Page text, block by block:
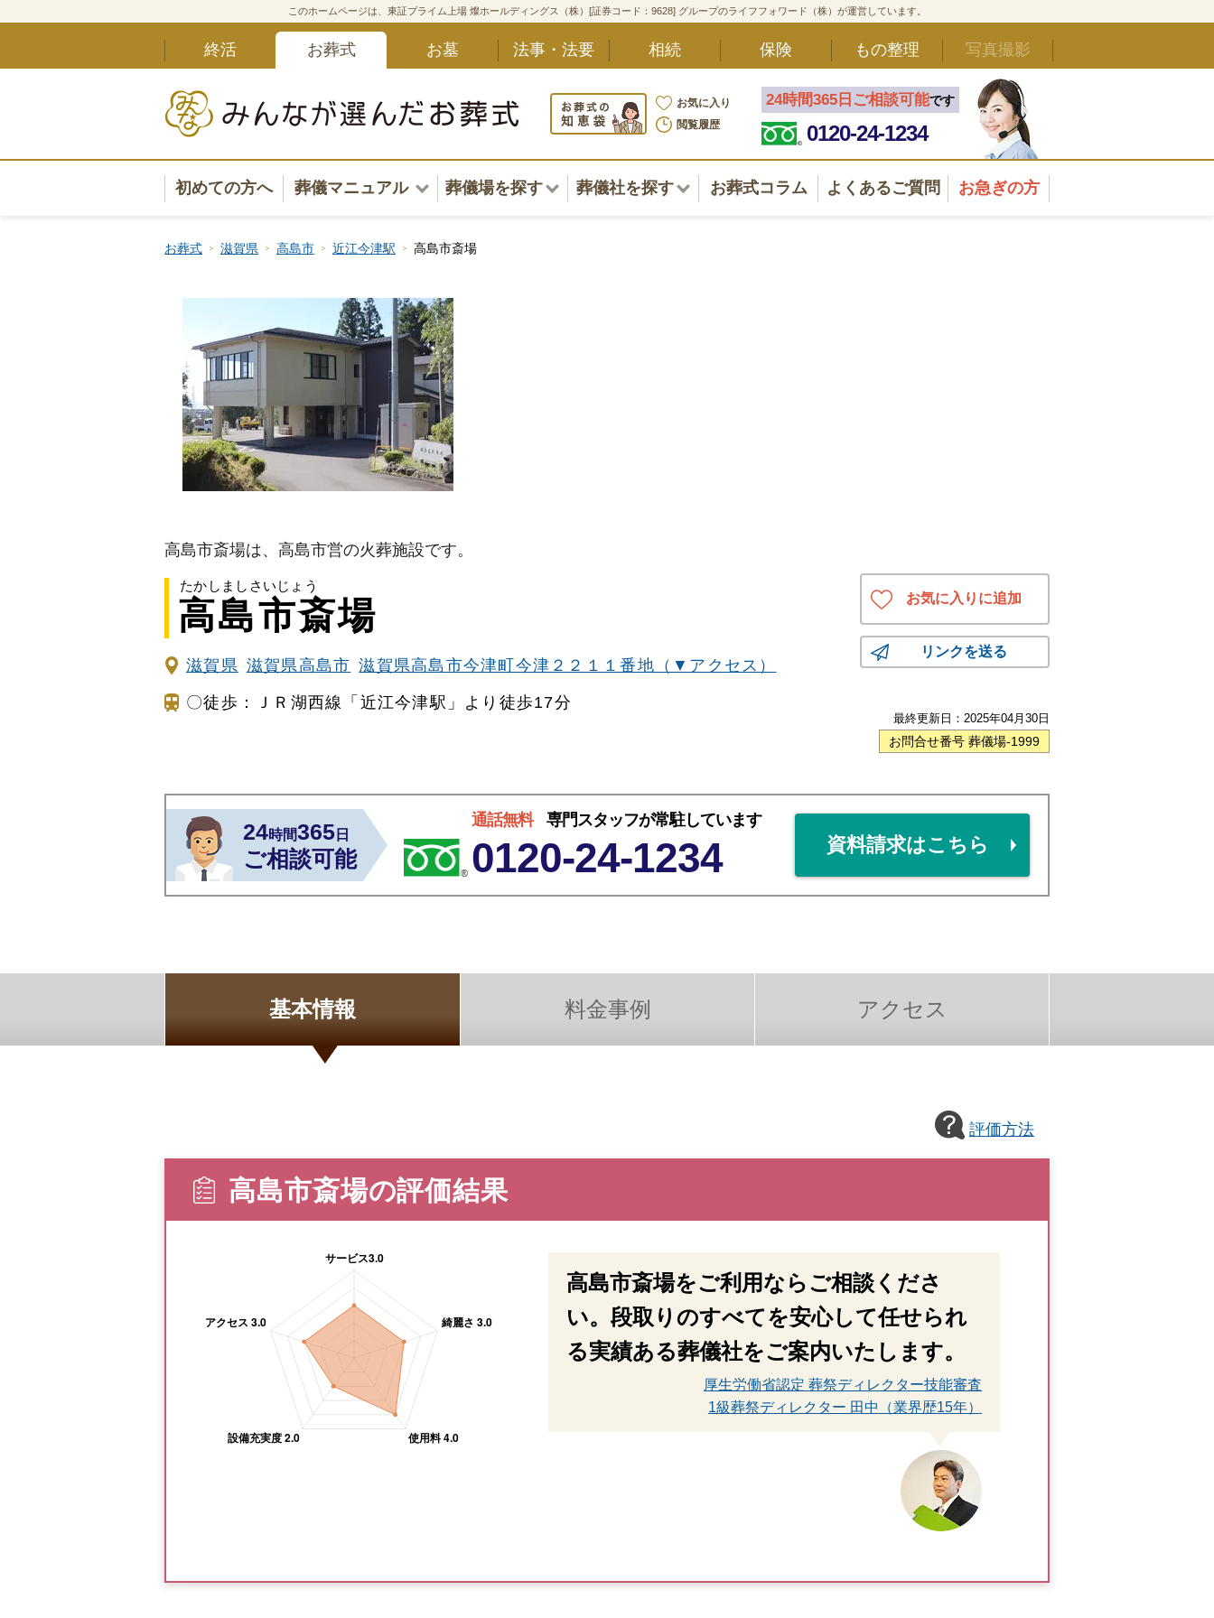
このホームページは、東証プライム上場 燦ホールディングス（株）[証券コード：9628] グループのライフフォワード（株）が運営しています。
終活 お葬式 お墓 法事・法要 相続 保険 もの整理 写真撮影
お気に入り
閲覧履歴
24時間365日ご相談可能です
0120-24-1234
初めての方へ 葬儀マニュアル
葬儀マニュアル一覧
葬儀の準備〜葬儀後まで
葬儀の選び方
家族葬とは
葬儀費用の平均相場
葬儀場を探す
北海道
関東
中部・東海
関西
中国・四国
葬儀社を探す お葬式コラム よくあるご質問 お急ぎの方
お葬式 滋賀県 高島市 近江今津駅 高島市斎場
高島市斎場は、高島市営の火葬施設です。
たかしましさいじょう
高島市斎場
滋賀県 滋賀県高島市 滋賀県高島市今津町今津２２１１番地（▼アクセス）
〇徒歩：ＪＲ湖西線「近江今津駅」より徒歩17分
お気に入りに追加
リンクを送る
最終更新日： 2025年04月30日
お問合せ番号 葬儀場-1999
24時間365日
ご相談可能
通話無料 専門スタッフが常駐しています
0120-24-1234 資料請求はこちら
基本情報 料金事例 アクセス
高島市斎場の評価結果
評価方法
高島市斎場をご利用ならご相談くださ
い。段取りのすべてを安心して任せられ
る実績ある葬儀社をご案内いたします。
厚生労働省認定 葬祭ディレクター技能審査
1級葬祭ディレクター 田中（業界歴15年）